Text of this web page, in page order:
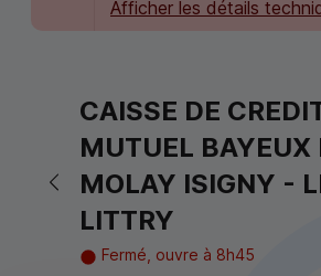
Afficher les détails
Retour vers la page précédente
CAISSE DE
MUTUEL BAYEUX
MOLAY ISIGNY -
LITTRY
Fermé, ouvre à 8h45